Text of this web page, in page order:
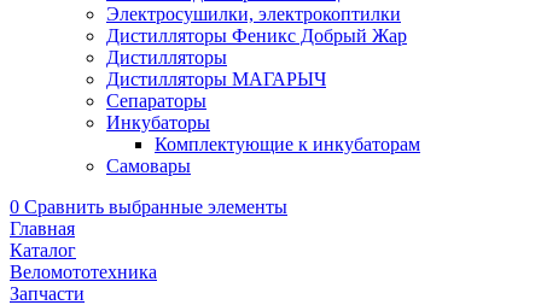
Электросушилки, электрокоптилки
Дистилляторы Феникс Добрый Жар
Дистилляторы
Дистилляторы МАГАРЫЧ
Сепараторы
Инкубаторы
Комплектующие к инкубаторам
Самовары
0 Сравнить выбранные элементы
Главная
Каталог
Веломототехника
Запчасти